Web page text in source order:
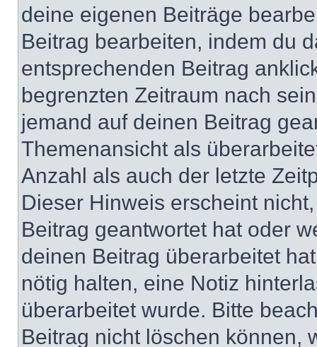
deine eigenen Beiträge
Beitrag bearbeiten, indem du
entsprechenden Beitrag
begrenzten Zeitraum nach
jemand auf deinen Beitrag
Themenansicht als
Anzahl als auch der letzte
Dieser Hinweis erscheint
Beitrag geantwortet hat oder
deinen Beitrag überarbeitet
nötig halten, eine Notiz
überarbeitet wurde. Bitte
Beitrag nicht löschen können,